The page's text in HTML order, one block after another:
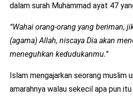
dalam surah Muhammad ayat 47
“Wahai orang-orang yang beriman,
(agama) Allah, niscaya Dia akan
meneguhkan kedudukanmu.”
Islam mengajarkan seorang muslim
amarahnya walau sekecil apa pun